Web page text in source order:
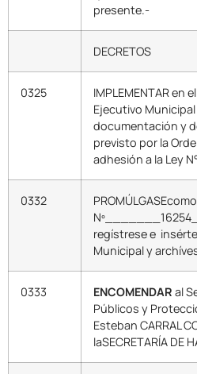
presente.-
DECRETOS
0325
IMPLEMENTAR en
Ejecutivo
documentación y
previsto por la
adhesión a la Ley
0332
regístrese e
Municipal y
0333 ENCOMENDAR al
Públicos y
Esteban CARRAL
laSECRETARÍA DE